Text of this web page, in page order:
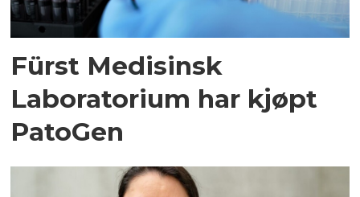
Fürst Medisinsk
Laboratorium har kjøpt
PatoGen